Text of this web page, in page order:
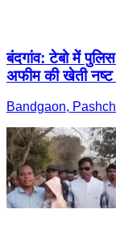
बंदगांव: टेबो में
अफीम की खेती नष्ट
Bandgaon,